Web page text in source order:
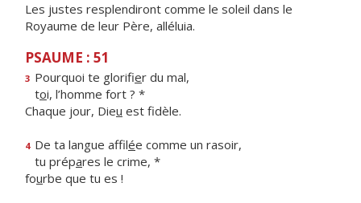
Les justes resplendiront comme le soleil dans le
Royaume de leur Père, alléluia.
PSAUME : 51
3 Pourquoi te glorifier du mal,
toi, l’homme fort ? *
Chaque jour, Dieu est fidèle.
4 De ta langue affilée comme un rasoir,
tu prépares le crime, *
fourbe que tu es !